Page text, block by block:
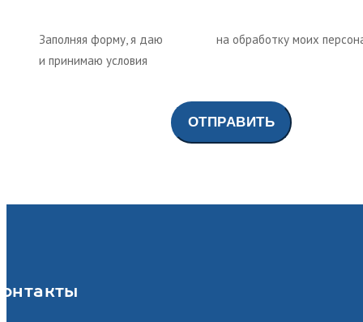
Заполняя форму, я даю
на обработку моих
и принимаю условия